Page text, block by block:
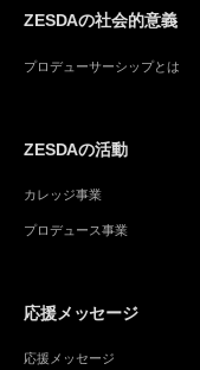
ZESDAの社会的意義
プロデューサーシップとは
ZESDAの活動
カレッジ事業
プロデュース事業
応援メッセージ
応援メッセージ